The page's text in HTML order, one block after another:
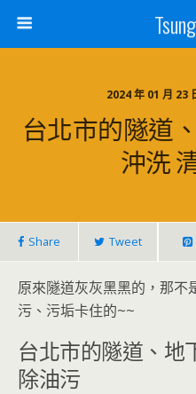
2024 年 01 月
台北市的隧道
沖洗
Share Tweet
原來隧道灰灰黑黑的，那不
污、污垢卡住的~~
台北市的隧道、地
除油污